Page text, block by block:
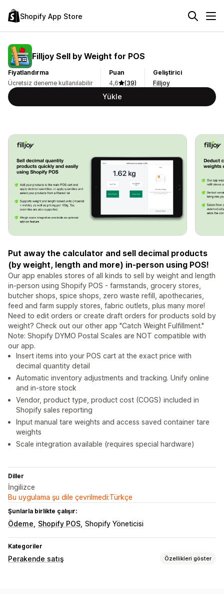
Shopify App Store
Filljoy Sell by Weight for POS
Fiyatlandırma
Ücretsiz deneme kullanılabilir
Puan
4,6
(39)
Geliştirici
Filljoy
Yükle
Put away the calculator and sell decimal products
(by weight, length and more) in-person using POS!
Our app enables stores of all kinds to sell by weight and length
in-person using Shopify POS - farmstands, grocery stores,
butcher shops, spice shops, zero waste refill, apothecaries,
feed and farm supply stores, fabric outlets, plus many more!
Need to edit orders or create draft orders for products sold by
weight? Check out our other app "Catch Weight Fulfillment."
Note: Shopify DYMO Postal Scales are NOT compatible with
our app.
Insert items into your POS cart at the exact price with
decimal quantity detail
Automatic inventory adjustments and tracking. Unify online
and in-store stock
Vendor, product type, product cost (COGS) included in
Shopify sales reporting
Input manual tare weights and access saved container tare
weights
Scale integration available (requires special hardware)
Diller
İngilizce
Bu uygulama şu dile çevrilmedi:Türkçe
Şunlarla birlikte çalışır:
Ödeme Shopify POS Shopify Yöneticisi
Kategoriler
Perakende satış Özellikleri göster